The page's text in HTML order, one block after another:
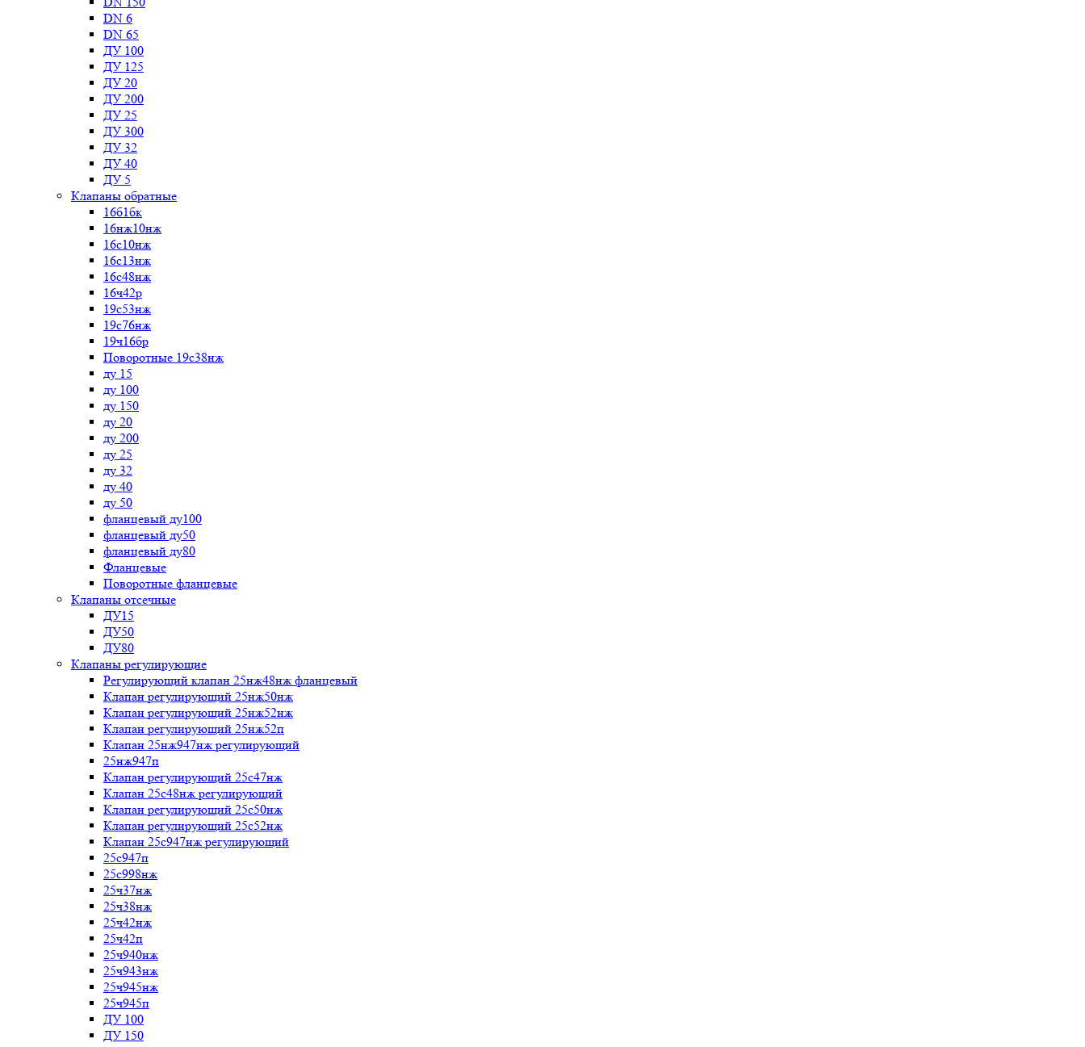
DN 6
DN 65
ДУ 100
ДУ 125
ДУ 20
ДУ 200
ДУ 25
ДУ 300
ДУ 32
ДУ 40
ДУ 5
Клапаны обратные
16б1бк
16нж10нж
16с10нж
16с13нж
16с48нж
16ч42р
19с53нж
19с76нж
19ч16бр
Поворотные 19с38нж
ду 15
ду 100
ду 150
ду 20
ду 200
ду 25
ду 32
ду 40
ду 50
фланцевый ду100
фланцевый ду50
фланцевый ду80
Фланцевые
Поворотные фланцевые
Клапаны отсечные
ДУ15
ДУ50
ДУ80
Клапаны регулирующие
Регулирующий клапан 25нж48нж фланцевый
Клапан регулирующий 25нж50нж
Клапан регулирующий 25нж52нж
Клапан регулирующий 25нж52п
Клапан 25нж947нж регулирующий
25нж947п
Клапан регулирующий 25с47нж
Клапан 25с48нж регулирующий
Клапан регулирующий 25с50нж
Клапан регулирующий 25с52нж
Клапан 25с947нж регулирующий
25с947п
25с998нж
25ч37нж
25ч38нж
25ч42нж
25ч42п
25ч940нж
25ч943нж
25ч945нж
25ч945п
ДУ 100
ДУ 150